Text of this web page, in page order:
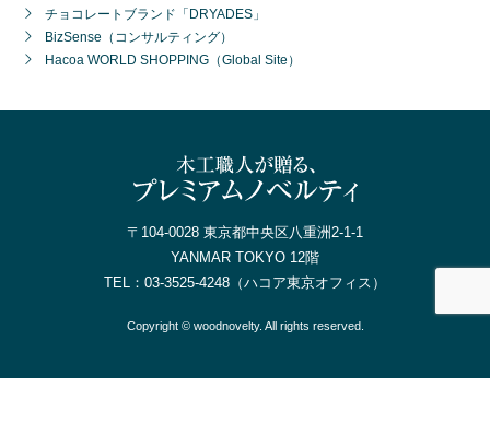
チョコレートブランド「DRYADES」
BizSense（コンサルティング）
Hacoa WORLD SHOPPING（Global Site）
〒104-0028 東京都中央区八重洲2-1-1
YANMAR TOKYO 12階
TEL： 03-3525-4248 （ハコア東京オフィス）
Copyright © woodnovelty. All rights reserved.